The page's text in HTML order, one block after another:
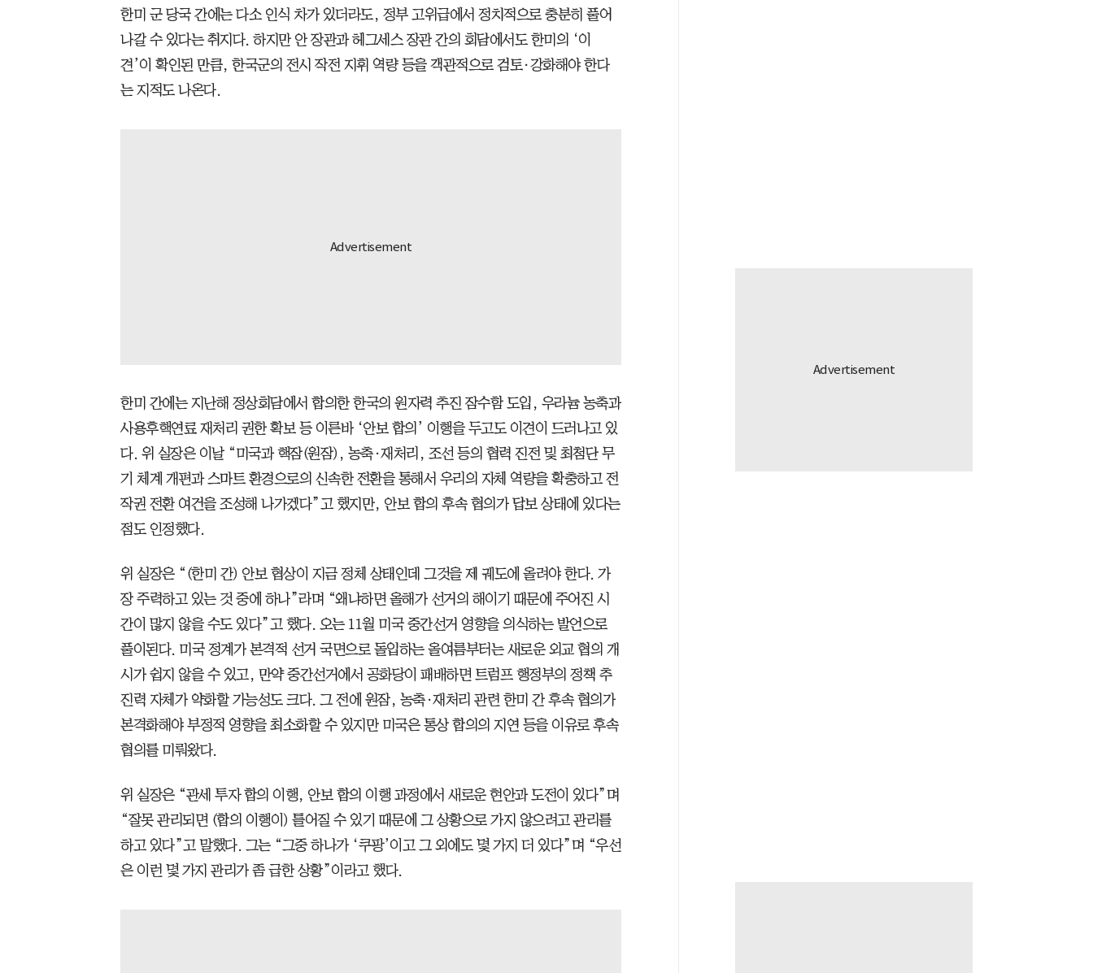
한미 군 당국 간에는 다소 인식 차가 있더라도, 정부 고위급에서 정치적으로 충분히 풀어
나갈 수 있다는 취지다. 하지만 안 장관과 헤그세스 장관 간의 회담에서도 한미의 ‘이
견’이 확인된 만큼, 한국군의 전시 작전 지휘 역량 등을 객관적으로 검토·강화해야 한다
는 지적도 나온다.
한미 간에는 지난해 정상회담에서 합의한 한국의 원자력 추진 잠수함 도입, 우라늄 농축과
사용후핵연료 재처리 권한 확보 등 이른바 ‘안보 합의’ 이행을 두고도 이견이 드러나고 있
다. 위 실장은 이날 “미국과 핵잠(원잠), 농축·재처리, 조선 등의 협력 진전 및 최첨단 무
기 체계 개편과 스마트 환경으로의 신속한 전환을 통해서 우리의 자체 역량을 확충하고 전
작권 전환 여건을 조성해 나가겠다”고 했지만, 안보 합의 후속 협의가 답보 상태에 있다는
점도 인정했다.
위 실장은 “(한미 간) 안보 협상이 지금 정체 상태인데 그것을 제 궤도에 올려야 한다. 가
장 주력하고 있는 것 중에 하나”라며 “왜냐하면 올해가 선거의 해이기 때문에 주어진 시
간이 많지 않을 수도 있다”고 했다. 오는 11월 미국 중간선거 영향을 의식하는 발언으로
풀이된다. 미국 정계가 본격적 선거 국면으로 돌입하는 올여름부터는 새로운 외교 협의 개
시가 쉽지 않을 수 있고, 만약 중간선거에서 공화당이 패배하면 트럼프 행정부의 정책 추
진력 자체가 약화할 가능성도 크다. 그 전에 원잠, 농축·재처리 관련 한미 간 후속 협의가
본격화해야 부정적 영향을 최소화할 수 있지만 미국은 통상 합의의 지연 등을 이유로 후속
협의를 미뤄왔다.
위 실장은 “관세 투자 합의 이행, 안보 합의 이행 과정에서 새로운 현안과 도전이 있다”며
“잘못 관리되면 (합의 이행이) 틀어질 수 있기 때문에 그 상황으로 가지 않으려고 관리를
하고 있다”고 말했다. 그는 “그중 하나가 ‘쿠팡’이고 그 외에도 몇 가지 더 있다”며 “우선
은 이런 몇 가지 관리가 좀 급한 상황”이라고 했다.